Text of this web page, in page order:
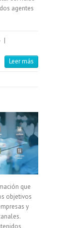
agentes
Leer más
que
objetivos
y